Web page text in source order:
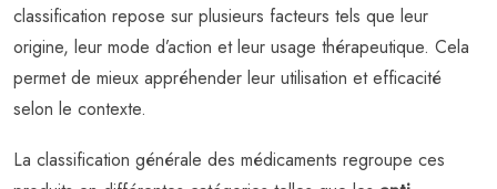
classification repose sur plusieurs facteurs tels que leur
origine, leur mode d’action et leur usage thérapeutique. Cela
permet de mieux appréhender leur utilisation et efficacité
selon le contexte.
La classification générale des médicaments regroupe ces